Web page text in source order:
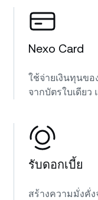
Nexo Card
ใช้จ่ายเงินทุนข
จากบัตรใบเดีย
รับดอกเบี้ย
สร้างความมั่งคั่ง